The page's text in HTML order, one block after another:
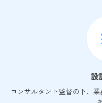
設
コンサルタント監督の下、